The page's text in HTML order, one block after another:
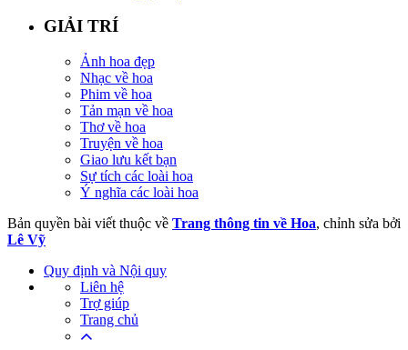
GIẢI TRÍ
Ảnh hoa đẹp
Nhạc về hoa
Phim về hoa
Tản mạn về hoa
Thơ về hoa
Truyện về hoa
Giao lưu kết bạn
Sự tích các loài hoa
Ý nghĩa các loài hoa
Bản quyền bài viết thuộc về Trang thông tin về Hoa, chỉnh sửa bởi
Lê Vỹ
Quy định và Nội quy
Liên hệ
Trợ giúp
Trang chủ